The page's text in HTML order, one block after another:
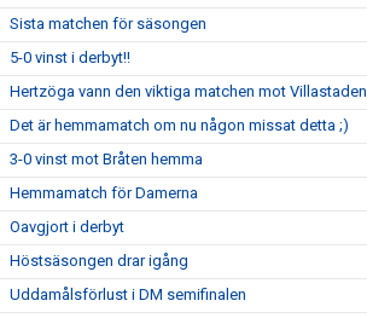
Sista matchen för säsongen
5-0 vinst i derbyt!!
Hertzöga vann den viktiga matchen mot Villastaden
Det är hemmamatch om nu någon missat detta ;)
3-0 vinst mot Bråten hemma
Hemmamatch för Damerna
Oavgjort i derbyt
Höstsäsongen drar igång
Uddamålsförlust i DM semifinalen